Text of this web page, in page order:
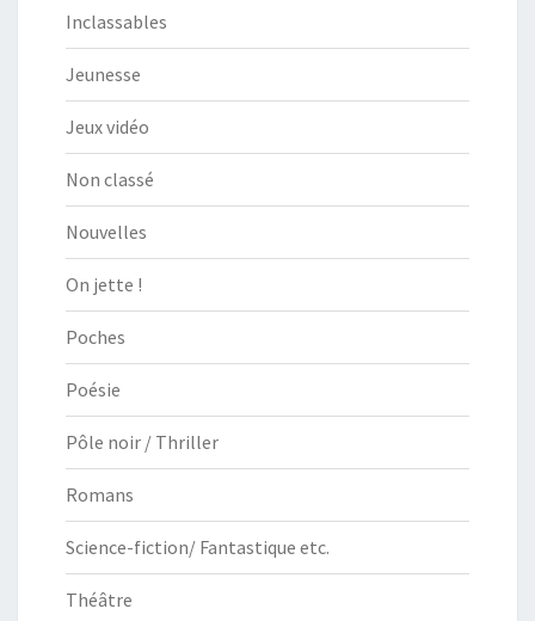
Inclassables
Jeunesse
Jeux vidéo
Non classé
Nouvelles
On jette !
Poches
Poésie
Pôle noir / Thriller
Romans
Science-fiction/ Fantastique etc.
Théâtre